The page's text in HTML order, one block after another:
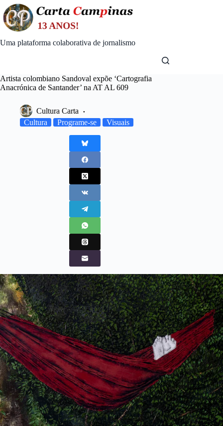
Skip
to
content
Uma plataforma colaborativa de jornalismo
Artista colombiano Sandoval expõe ‘Cartografia
Anacrónica de Santander’ na AT AL 609
Cultura Carta
Cultura
Programe-se Visuais